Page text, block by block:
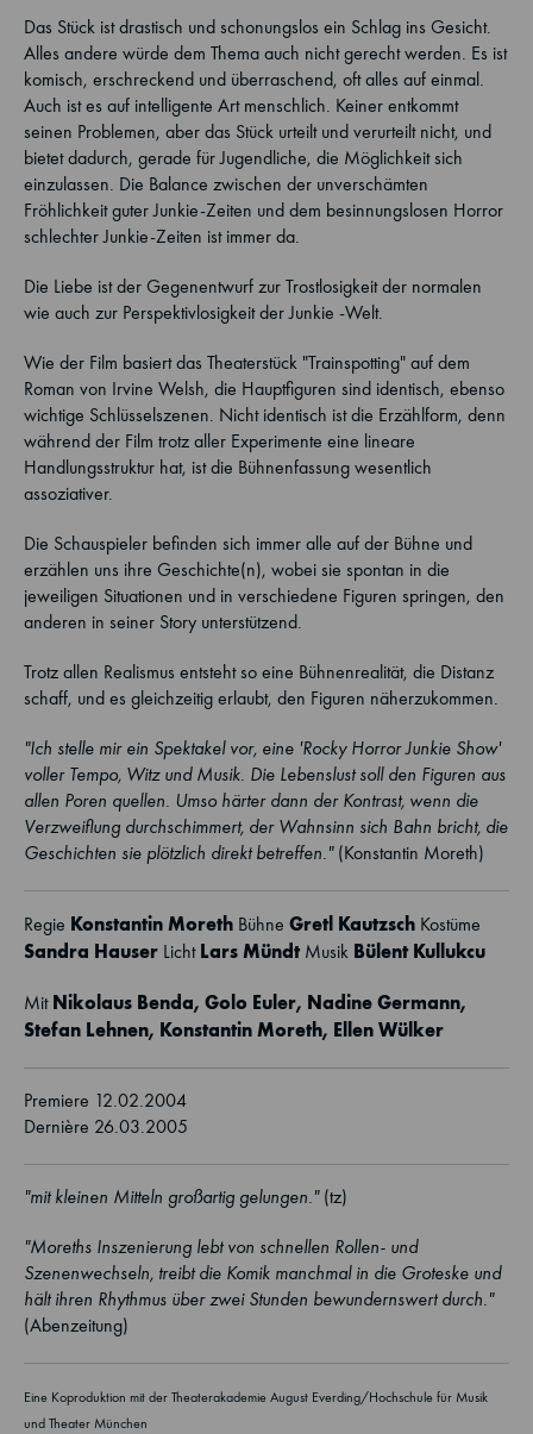
Das Stück ist drastisch und schonungslos ein Schlag ins Gesicht.
Alles andere würde dem Thema auch nicht gerecht werden. Es ist
komisch, erschreckend und überraschend, oft alles auf einmal.
Auch ist es auf intelligente Art menschlich. Keiner entkommt
seinen Problemen, aber das Stück urteilt und verurteilt nicht, und
bietet dadurch, gerade für Jugendliche, die Möglichkeit sich
einzulassen. Die Balance zwischen der unverschämten
Fröhlichkeit guter Junkie-Zeiten und dem besinnungslosen Horror
schlechter Junkie-Zeiten ist immer da.
Die Liebe ist der Gegenentwurf zur Trostlosigkeit der normalen
wie auch zur Perspektivlosigkeit der Junkie -Welt.
Wie der Film basiert das Theaterstück "Trainspotting" auf dem
Roman von Irvine Welsh, die Hauptfiguren sind identisch, ebenso
wichtige Schlüsselszenen. Nicht identisch ist die Erzählform, denn
während der Film trotz aller Experimente eine lineare
Handlungsstruktur hat, ist die Bühnenfassung wesentlich
assoziativer.
Die Schauspieler befinden sich immer alle auf der Bühne und
erzählen uns ihre Geschichte(n), wobei sie spontan in die
jeweiligen Situationen und in verschiedene Figuren springen, den
anderen in seiner Story unterstützend.
Trotz allen Realismus entsteht so eine Bühnenrealität, die Distanz
schaff, und es gleichzeitig erlaubt, den Figuren näherzukommen.
"Ich stelle mir ein Spektakel vor, eine 'Rocky Horror Junkie Show'
voller Tempo, Witz und Musik. Die Lebenslust soll den Figuren aus
allen Poren quellen. Umso härter dann der Kontrast, wenn die
Verzweiflung durchschimmert, der Wahnsinn sich Bahn bricht, die
Geschichten sie plötzlich direkt betreffen."(Konstantin Moreth)
Regie Konstantin Moreth Bühne Gretl Kautzsch Kostüme
Sandra Hauser Licht Lars Mündt Musik Bülent Kullukcu
Mit Nikolaus Benda, Golo Euler, Nadine Germann,
Stefan Lehnen, Konstantin Moreth, Ellen Wülker
Premiere 12.02.2004
Dernière 26.03.2005
"mit kleinen Mitteln großartig gelungen."(tz)
"Moreths Inszenierung lebt von schnellen Rollen- und
Szenenwechseln, treibt die Komik manchmal in die Groteske und
hält ihren Rhythmus über zwei Stunden bewundernswert durch."
(Abenzeitung)
Eine Koproduktion mit der Theaterakademie August Everding/Hochschule für Musik
und Theater München